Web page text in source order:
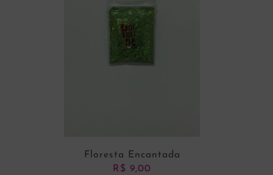
Floresta Encantada
R$ 9,00